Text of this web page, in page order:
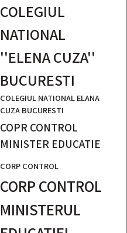
COLEGIUL
NATIONAL
''ELENA CUZA''
BUCURESTI
COLEGIUL NATIONAL ELANA
CUZA BUCURESTI
COPR CONTROL
MINISTER EDUCATIE
CORP CONTROL
CORP CONTROL
MINISTERUL